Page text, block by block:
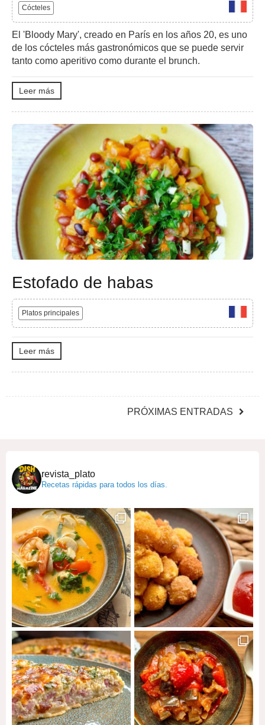
Cócteles
El 'Bloody Mary', creado en París en los años 20, es uno
de los cócteles más gastronómicos que se puede servir
tanto como aperitivo como durante el brunch.
Leer más
Estofado de habas
Platos principales
Leer más
PRÓXIMAS ENTRADAS
revista_plato
Recetas rápidas para todos los días.